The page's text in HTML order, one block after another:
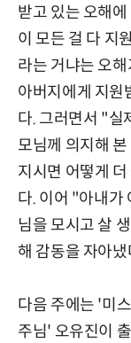
받고 있는 오해
이 모든 걸 다 지
라는 거냐는 오
아버지에게 지원
다. 그러면서 "실
모님께 의지해
지시면 어떻게
다. 이어 "아내가
님을 모시고 살
해 감동을 자아냈
다음 주에는 '미
주님' 오유진이